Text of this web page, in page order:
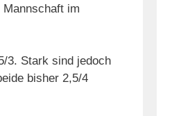
im
3. Stark sind jedoch
bisher 2,5/4